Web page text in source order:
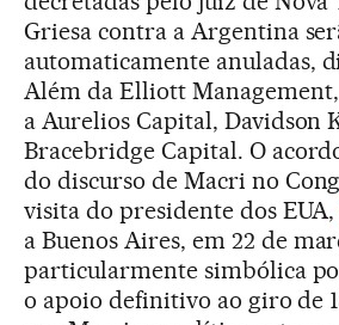
Griesa contra a Argentina
automaticamente anuladas,
Além da Elliott
a Aurelios Capital, Davidson
Bracebridge Capital. O
do discurso de Macri no
visita do presidente dos
a Buenos Aires, em 22 de
particularmente simbólica
o apoio definitivo ao giro de